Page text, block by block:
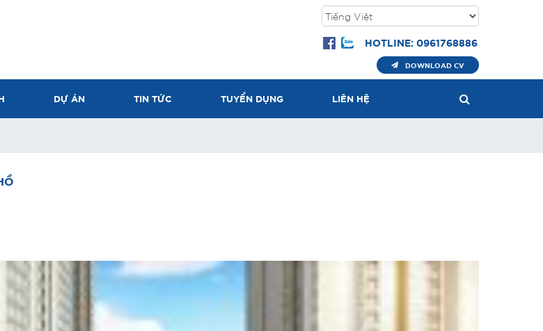
HOTLINE: 0961768886
DOWNLOAD CV
DỰ ÁN TIN TỨC TUYỂN DỤNG LIÊN HỆ